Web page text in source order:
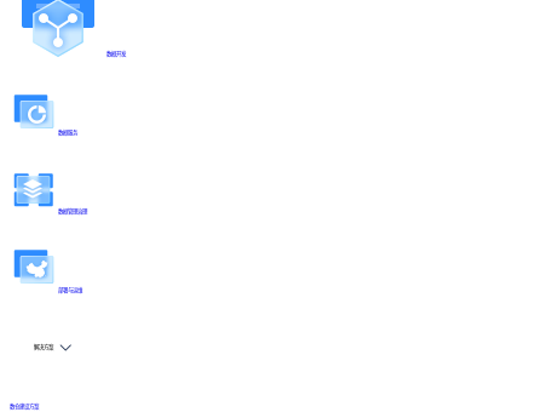
数据开发
数据服务
数据管理治理
部署与运维
解决方案
数仓建设方案